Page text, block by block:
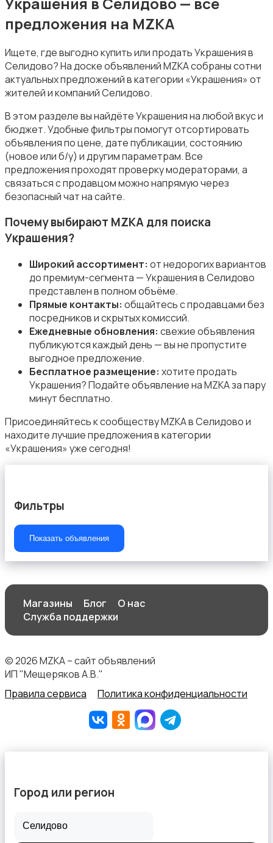
Посуда
Другое
предложения на MZKA
Ищете, где выгодно купить или продать Украшения в
Селидово? На доске объявлений MZKA собраны сотни
актуальных предложений в категории «Украшения» от
жителей и компаний Селидово.
В этом разделе вы найдёте Украшения на любой вкус и
бюджет. Удобные фильтры помогут отсортировать
объявления по цене, дате публикации, состоянию
(новое или б/у) и другим параметрам. Все
предложения проходят проверку модераторами, а
связаться с продавцом можно напрямую через
безопасный чат на сайте.
Почему выбирают MZKA для поиска
Украшения?
Широкий ассортимент: от недорогих вариантов
до премиум-сегмента — Украшения в Селидово
представлен в полном объёме.
Прямые контакты: общайтесь с продавцами без
посредников и скрытых комиссий.
Ежедневные обновления: свежие объявления
публикуются каждый день — вы не пропустите
выгодное предложение.
Бесплатное размещение: хотите продать
Украшения? Подайте объявление на MZKA за пару
минут бесплатно.
Присоединяйтесь к сообществу MZKA в Селидово и
находите лучшие предложения в категории
«Украшения» уже сегодня!
Фильтры
Показать объявления
Магазины Блог
О нас
Служба поддержки
© 2026 MZKA – сайт объявлений
ИП "Мещеряков А.В."
Правила сервиса
Политика конфиденциальности
Город или регион